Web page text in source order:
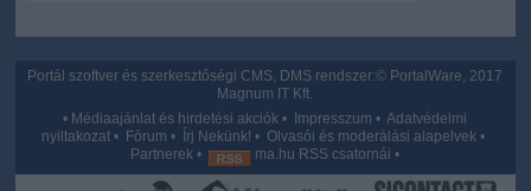
Portál szoftver és szerkesztőségi CMS, DMS rendszer:© PortalWare, 2017
Magnum IT Kft.
• Médiaajánlat és hirdetési akciók • Impresszum •Adatvédelmi
nyiltakozat • Fórum • Írj Nekünk! •Olvasói és moderálási alapelvek •
Partnerek • ma.hu RSS csatornái •